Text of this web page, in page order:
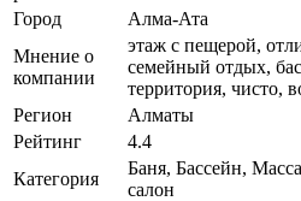
Город
Алма-Ата
Мнение о
компании
этаж с пещерой,
семейный отдых,
территория, чисто,
Регион
Алматы
Рейтинг
4.4
Категория
Баня, Бассейн,
салон